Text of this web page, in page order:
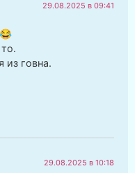
29.08.2025 в 09:41
из говна.
29.08.2025 в 10:18